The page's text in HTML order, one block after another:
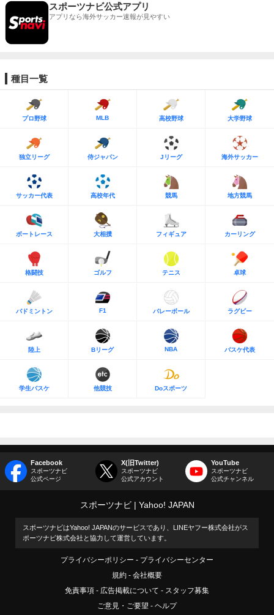
スポーツナビ公式アプリ
アプリなら海外サッカー速報が見やすい
種目一覧
プロ野球 MLB 高校野球 大学野球
独立リーグ 侍ジャパン Jリーグ 海外サッカー
サッカー代表 高校年代 競馬 地方競馬
ボートレース 大相撲 フィギュア カーリング
格闘技 ゴルフ テニス 卓球
バドミントン F1 バレーボール ラグビー
陸上 Bリーグ NBA バスケ代表
学生バスケ 他競技 Doスポーツ
Facebook
スポーツナビ
公式ページ
X(旧Twitter)
スポーツナビ
公式アカウント
YouTube
スポーツナビ
公式チャンネル
スポーツナビ Yahoo! JAPAN
スポーツナビはYahoo! JAPANのサービスであり、LINEヤフー株式会社がス
ポーツナビ株式会社と協力して運営しています。
プライバシーポリシー
プライバシーセンター
規約
会社概要
免責事項
広告掲載について
スタッフ募集
ご意見・ご要望
ヘルプ